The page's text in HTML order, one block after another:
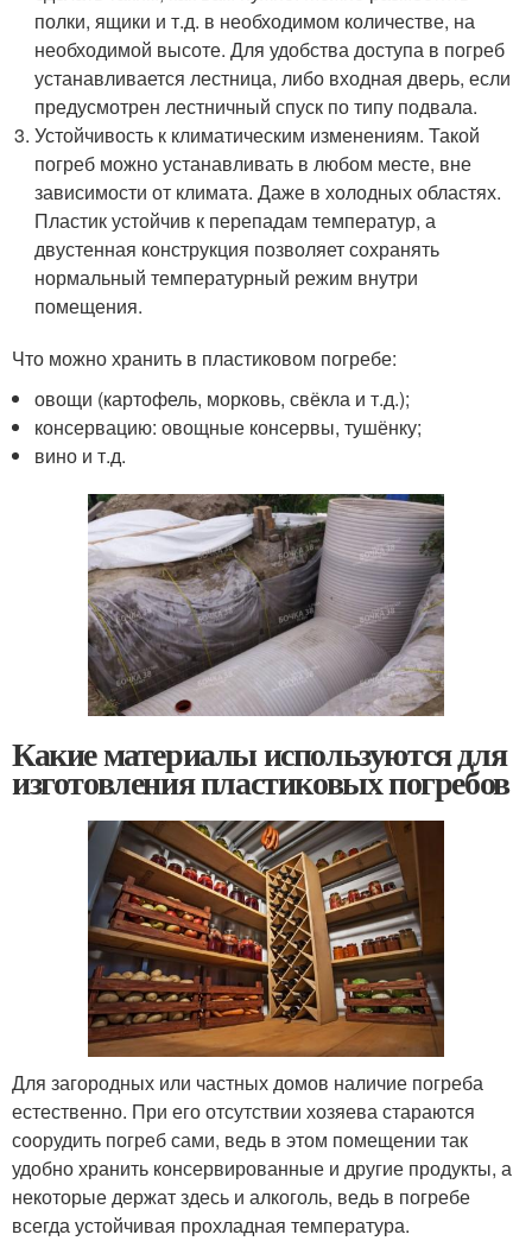
полки, ящики и т.д. в необходимом количестве, на
необходимой высоте. Для удобства доступа в погреб
устанавливается лестница, либо входная дверь, если
предусмотрен лестничный спуск по типу подвала.
Устойчивость к климатическим изменениям. Такой
погреб можно устанавливать в любом месте, вне
зависимости от климата. Даже в холодных областях.
Пластик устойчив к перепадам температур, а
двустенная конструкция позволяет сохранять
нормальный температурный режим внутри
помещения.
Что можно хранить в пластиковом погребе:
овощи (картофель, морковь, свёкла и т.д.);
консервацию: овощные консервы, тушёнку;
вино и т.д.
Какие материалы используются для
изготовления пластиковых погребов
Для загородных или частных домов наличие погреба
естественно. При его отсутствии хозяева стараются
соорудить погреб сами, ведь в этом помещении так
удобно хранить консервированные и другие продукты, а
некоторые держат здесь и алкоголь, ведь в погребе
всегда устойчивая прохладная температура.